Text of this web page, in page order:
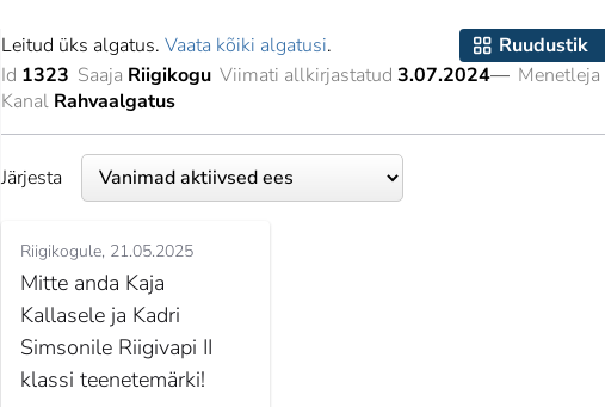
Leitud üks algatus. Vaata kõiki algatusi. Ruudustik
Id 1323 Saaja Riigikogu Viimati allkirjastatud 3.07.2024— Menetleja
Kanal Rahvaalgatus
Järjesta
Riigikogule 21.05.2025
Mitte anda Kaja
Kallasele ja Kadri
Simsonile Riigivapi II
klassi teenetemärki!